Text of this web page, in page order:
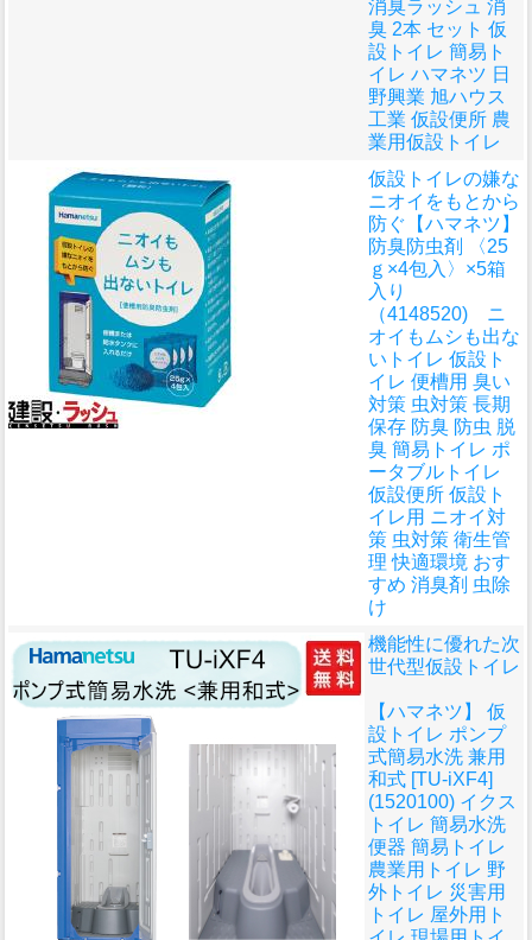
消臭ラッシュ 消
臭 2本 セット 仮
設トイレ 簡易ト
イレ ハマネツ 日
野興業 旭ハウス
工業 仮設便所 農
業用仮設トイレ
仮設トイレの嫌な
ニオイをもとから
防ぐ 【ハマネツ】
防臭防虫剤 〈25
ｇ×4包入〉×5箱
入り
（4148520) ニ
オイもムシも出な
いトイレ 仮設ト
イレ 便槽用 臭い
対策 虫対策 長期
保存 防臭 防虫 脱
臭 簡易トイレ ポ
ータブルトイレ
仮設便所 仮設ト
イレ用 ニオイ対
策 虫対策 衛生管
理 快適環境 おす
すめ 消臭剤 虫除
け
機能性に優れた次
世代型仮設トイレ
【ハマネツ】 仮
設トイレ ポンプ
式簡易水洗 兼用
和式 [TU-iXF4]
(1520100) イクス
トイレ 簡易水洗
便器 簡易トイレ
農業用トイレ 野
外トイレ 災害用
トイレ 屋外用ト